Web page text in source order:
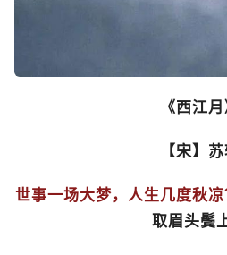
《西江月
【宋】
世事一场大梦，人生几度秋凉
取眉头鬓